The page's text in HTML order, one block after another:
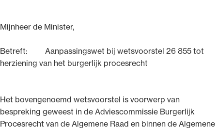
Mijnheer de Minister,
Betreft: Aanpassingswet bij wetsvoorstel 26 855 tot
herziening van het burgerlijk procesrecht
Het bovengenoemd wetsvoorstel is voorwerp van
bespreking geweest in de Adviescommissie Burgerlijk
Procesrecht van de Algemene Raad en binnen de Algemene
beroepsuitoefening: van de advocatenpas tot
het rechtsgebiedenregister en